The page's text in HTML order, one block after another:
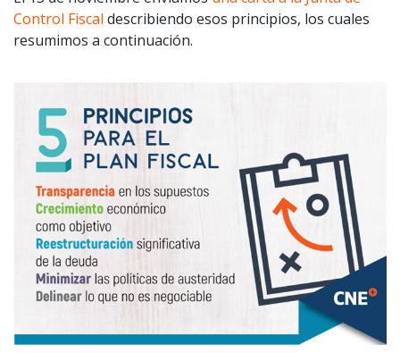
Control Fiscal describiendo esos principios, los cuales
resumimos a continuación.